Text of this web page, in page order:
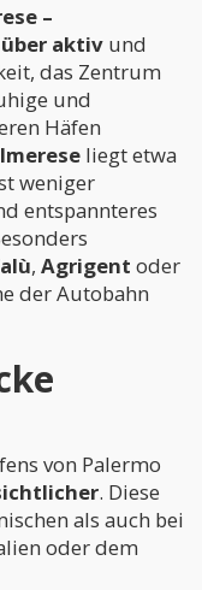
–
über aktiv und
das Zentrum
und
Häfen
liegt etwa
weniger
entspannteres
, Agrigent oder
der Autobahn
von Palermo
. Diese
als auch bei
oder dem